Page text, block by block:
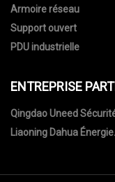
Armoire réseau
Support ouvert
PDU industrielle
ENTREPRISE
Qingdao Uneed Sécurité Produits
Cie, Ltée
Liaoning Dahua Énergie